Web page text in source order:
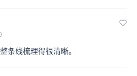
条线梳理得很清晰。